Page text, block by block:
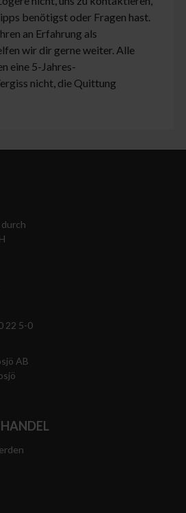
benötigst oder Fragen hast.
an Erfahrung als
wir dir gerne weiter. Alle
eine 5-Jahres-
nicht, die Quittung
22 5-0
AB